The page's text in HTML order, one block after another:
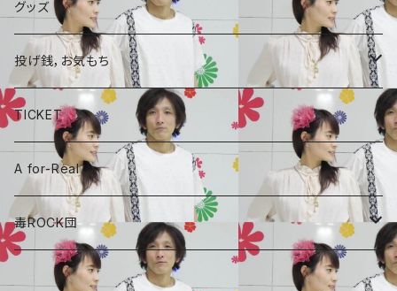
A for-Real
毒ROCK団
SINGLE
コラボCD
A for-Real
毒ROCK団
グッズ
投げ銭，お気もち
あやめちゃんおやつ
頑張れ、しょーちゃん
しょーちゃん、おやつ
TICKET
A for-Real
毒ROCK団